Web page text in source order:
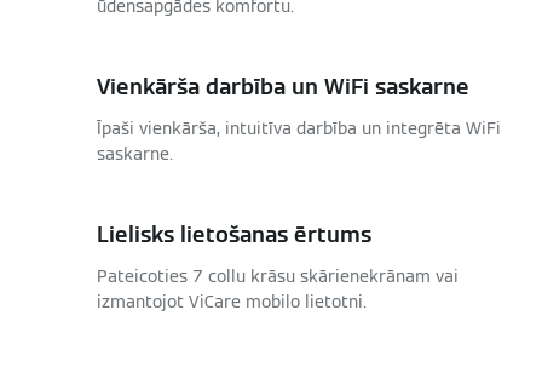
ūdensapgādes komfortu.
Vienkārša darbība un WiFi saskarne
Īpaši vienkārša, intuitīva darbība un integrēta WiFi
saskarne.
Lielisks lietošanas ērtums
Pateicoties 7 collu krāsu skārienekrānam vai
izmantojot ViCare mobilo lietotni.